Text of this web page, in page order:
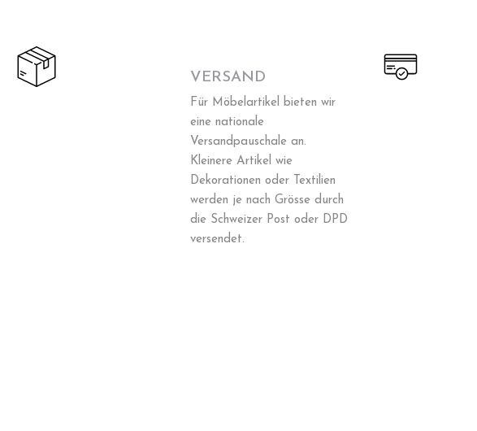
VERSAND
Für Möbelartikel bieten wir
eine nationale
Versandpauschale an.
Kleinere Artikel wie
Dekorationen oder Textilien
werden je nach Grösse durch
die Schweizer Post oder DPD
versendet.